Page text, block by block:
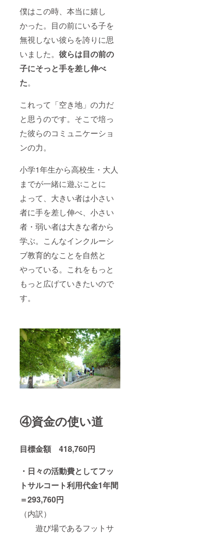
僕はこの時、本当に嬉し
かった。 目の前にいる子を
無視しない彼らを誇りに思
いました。 彼らは目の前の
子にそっと手を差し伸べ
た。
これって「空き地」の力だ
と思うのです。そこで培っ
た彼らのコミュニケーショ
ンの力。
小学1年生から高校生・大人
までが一緒に遊ぶことに
よって、大きい者は小さい
者に手を差し伸べ、小さい
者・弱い者は大きな者から
学ぶ。こんなインクルーシ
ブ教育的なことを自然と
やっている。これをもっと
もっと広げていきたいので
す。
④資金の使い道
目標金額 418,760円
・日々の活動費としてフッ
トサルコート利用代金1年間
＝293,760円
（内訳）
遊び場であるフットサ